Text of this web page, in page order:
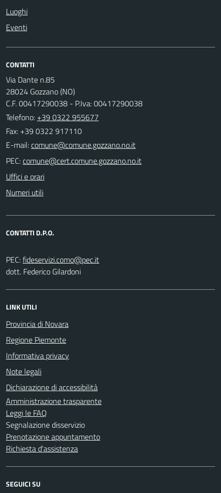
Luoghi
Eventi
CONTATTI
Via Dante n.85
28024 Gozzano (NO)
C.F. 00417290038 - P.Iva: 00417290038
Telefono: +39 0322 955677
Fax: +39 0322 917110
E-mail:
PEC:
Uffici e orari
Numeri utili
CONTATTI D.P.O.
PEC:
dott. Federico Gilardoni
LINK UTILI
Provincia di Novara
Regione Piemonte
Informativa privacy
Note legali
Dichiarazione di accessibilità
Amministrazione trasparente
Leggi le FAQ
Segnalazione disservizio
Prenotazione appuntamento
Richiesta d'assistenza
SEGUICI SU